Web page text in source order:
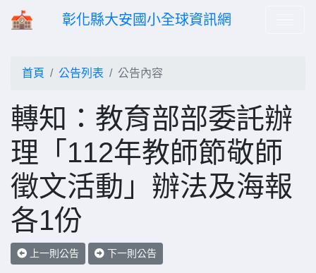
彰化縣大安國小全球資訊網
首頁 公告列表 公告內容
轉知：教育部部委託辦
理「112年教師節敬師
徵文活動」辦法及海報
各1份
上一則公告 下一則公告